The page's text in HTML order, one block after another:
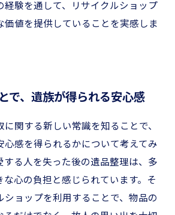
経験を通して、リサイクルショップ
価値を提供していることを実感しま
で、遺族が得られる安心感
関する新しい常識を知ることで、
心感を得られるかについて考えてみ
する人を失った後の遺品整理は、多
な心の負担と感じられています。そ
ショップを利用することで、物品の